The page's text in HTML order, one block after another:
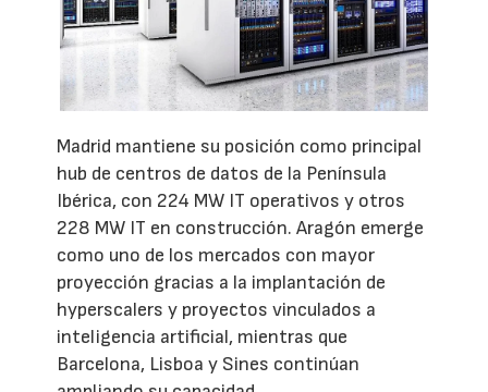
Madrid mantiene su posición como principal
hub de centros de datos de la Península
Ibérica, con 224 MW IT operativos y otros
228 MW IT en construcción. Aragón emerge
como uno de los mercados con mayor
proyección gracias a la implantación de
hyperscalers y proyectos vinculados a
inteligencia artificial, mientras que
Barcelona, Lisboa y Sines continúan